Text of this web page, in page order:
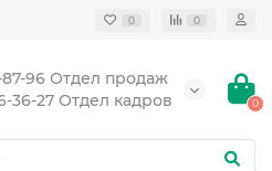
0 0
87-96 Отдел продаж
36-27 Отдел кадров
0